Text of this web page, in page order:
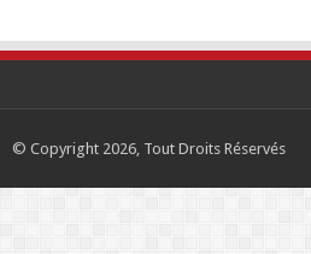
© Copyright 2026, Tout Droits Réservés